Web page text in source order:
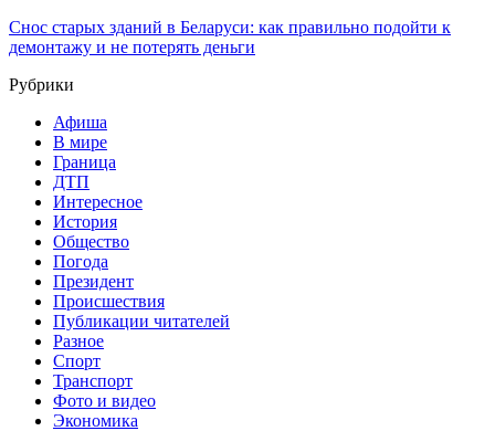
Снос старых зданий в Беларуси: как правильно подойти к
демонтажу и не потерять деньги
Рубрики
Афиша
В мире
Граница
ДТП
Интересное
История
Общество
Погода
Президент
Происшествия
Публикации читателей
Разное
Спорт
Транспорт
Фото и видео
Экономика